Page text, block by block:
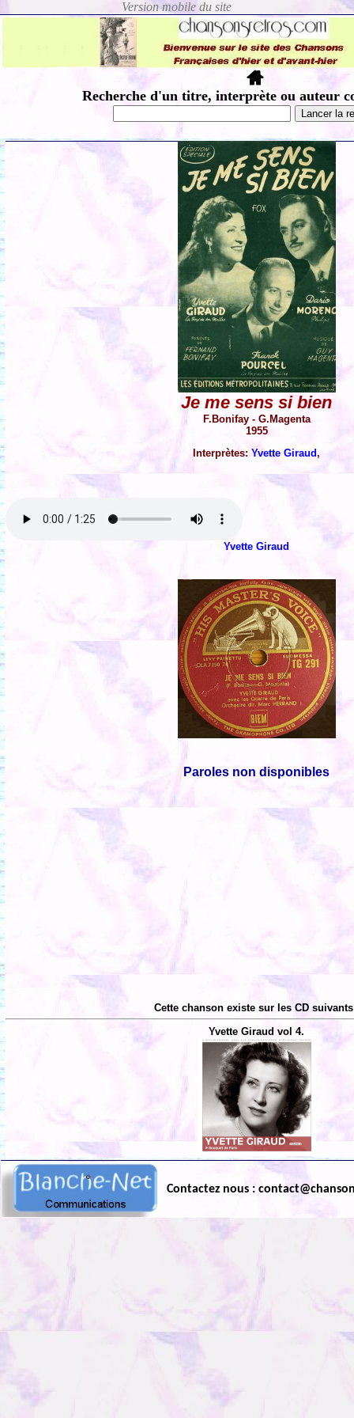
Recherche d'un titre, interprète ou auteur
Je me sens si bien
F.Bonifay - G.Magenta
1955
Interprètes:Yvette Giraud,
Yvette Giraud
Paroles non disponibles
Cette chanson existe sur les CD
Yvette Giraud vol 4.
Contactez nous :